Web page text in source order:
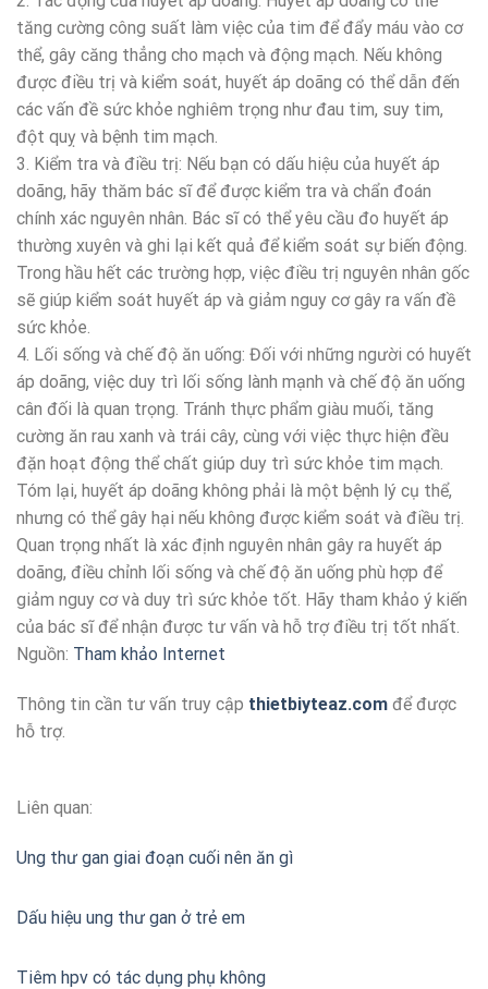
tăng cường công suất làm việc của tim để đẩy máu vào cơ
thể, gây căng thẳng cho mạch và động mạch. Nếu không
được điều trị và kiểm soát, huyết áp doãng có thể dẫn đến
các vấn đề sức khỏe nghiêm trọng như đau tim, suy tim,
đột quỵ và bệnh tim mạch.
3. Kiểm tra và điều trị: Nếu bạn có dấu hiệu của huyết áp
doãng, hãy thăm bác sĩ để được kiểm tra và chẩn đoán
chính xác nguyên nhân. Bác sĩ có thể yêu cầu đo huyết áp
thường xuyên và ghi lại kết quả để kiểm soát sự biến động.
Trong hầu hết các trường hợp, việc điều trị nguyên nhân gốc
sẽ giúp kiểm soát huyết áp và giảm nguy cơ gây ra vấn đề
sức khỏe.
4. Lối sống và chế độ ăn uống: Đối với những người có huyết
áp doãng, việc duy trì lối sống lành mạnh và chế độ ăn uống
cân đối là quan trọng. Tránh thực phẩm giàu muối, tăng
cường ăn rau xanh và trái cây, cùng với việc thực hiện đều
đặn hoạt động thể chất giúp duy trì sức khỏe tim mạch.
Tóm lại, huyết áp doãng không phải là một bệnh lý cụ thể,
nhưng có thể gây hại nếu không được kiểm soát và điều trị.
Quan trọng nhất là xác định nguyên nhân gây ra huyết áp
doãng, điều chỉnh lối sống và chế độ ăn uống phù hợp để
giảm nguy cơ và duy trì sức khỏe tốt. Hãy tham khảo ý kiến
của bác sĩ để nhận được tư vấn và hỗ trợ điều trị tốt nhất.
Nguồn: Tham khảo Internet
Thông tin cần tư vấn truy cập thietbiyteaz.com để được
hỗ trợ.
Liên quan:
Ung thư gan giai đoạn cuối nên ăn gì
Dấu hiệu ung thư gan ở trẻ em
Tiêm hpv có tác dụng phụ không